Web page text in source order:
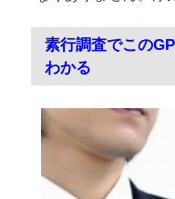
素行調査でこの
わかる